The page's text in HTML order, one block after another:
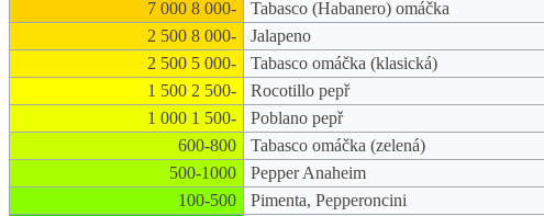
7 000 8 000-
Tabasco (Habanero) omáčka
2 500 8 000-
Jalapeno
2 500 5 000-
Tabasco omáčka (klasická)
1 500 2 500-
Rocotillo pepř
1 000 1 500-
Poblano pepř
600-800
Tabasco omáčka (zelená)
500-1000
Pepper Anaheim
100-500
Pimenta, Pepperoncini